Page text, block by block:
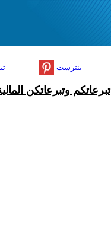
بنترست
تبرعاتكم وتبرعاتكن